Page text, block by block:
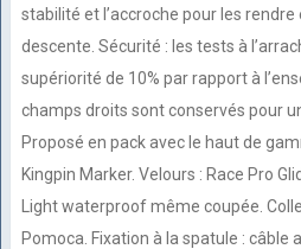
stabilité et l’accroche pour les
descente. Sécurité : les tests à
supériorité de 10% par rapport à
champs droits sont conservés pour
Proposé en pack avec le haut de
Kingpin Marker. Velours : Race Pro
Light waterproof même coupée.
Pomoca. Fixation à la spatule : câble